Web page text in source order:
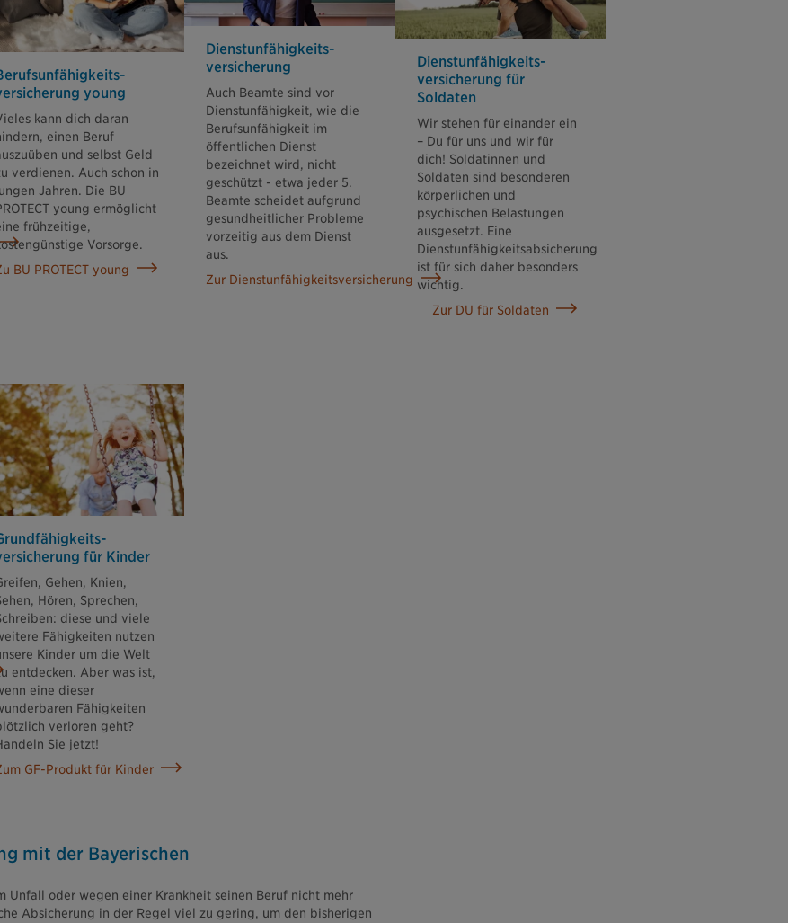
young
kann dich daran
einen Beruf
und selbst Geld
verdienen. Auch schon in
Jahren. Die BU
young ermöglicht
frühzeitige,
Vorsorge.
BU PROTECT young
Dienstunfähigkeits­
versicherung
Auch Beamte sind vor
Dienstunfähigkeit, wie die
Berufsunfähigkeit im
öffentlichen Dienst
bezeichnet wird, nicht
geschützt - etwa jeder 5.
Beamte scheidet aufgrund
gesundheitlicher Probleme
vorzeitig aus dem Dienst
aus.
Zur Dienstunfähigkeitsversicherung
Dienstunfähigkeits­
versicherung für
Soldaten
Wir stehen für einander ein
– Du für uns und wir für
dich! Soldatinnen und
Soldaten sind besonderen
körperlichen und
psychischen Belastungen
ausgesetzt. Eine
Dienstunfähigkeitsabsicherung
ist für sich daher besonders
wichtig.
Zur DU für Soldaten
für Kinder
Gehen, Knien,
Hören, Sprechen,
diese und viele
Fähigkeiten nutzen
Kinder um die Welt
entdecken. Aber was ist,
eine dieser
Fähigkeiten
verloren geht?
Sie jetzt!
GF-Produkt für Kinder
mit der Bayerischen
Unfall oder wegen einer Krankheit seinen Beruf nicht mehr
Absicherung in der Regel viel zu gering, um den bisherigen